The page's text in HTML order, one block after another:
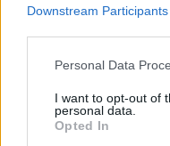
Downstream Participants
Please note that this
not limited to your visit
grant or deny consent
use your data for below
Personal Data
I want to opt-out of
personal data.
Opted In